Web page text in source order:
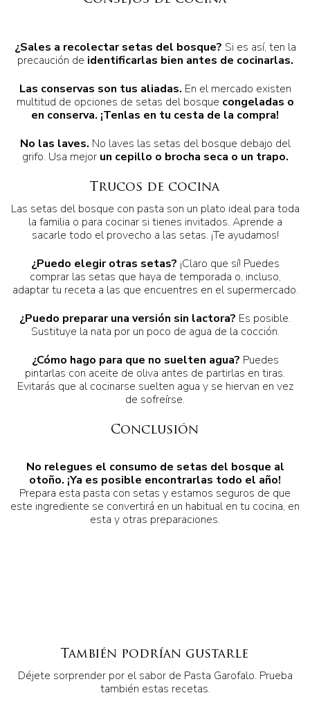
¿Sales a recolectar setas del bosque? Si es así, ten la
precaución de identificarlas bien antes de cocinarlas.
Las conservas son tus aliadas. En el mercado existen
multitud de opciones de setas del bosque congeladas o
en conserva. ¡Tenlas en tu cesta de la compra!
No las laves. No laves las setas del bosque debajo del
grifo. Usa mejor un cepillo o brocha seca o un trapo.
Trucos de cocina
Las setas del bosque con pasta son un plato ideal para toda
la familia o para cocinar si tienes invitados. Aprende a
sacarle todo el provecho a las setas. ¡Te ayudamos!
¿Puedo elegir otras setas? ¡Claro que sí! Puedes
comprar las setas que haya de temporada o, incluso,
adaptar tu receta a las que encuentres en el supermercado.
¿Puedo preparar una versión sin lactora? Es posible.
Sustituye la nata por un poco de agua de la cocción.
¿Cómo hago para que no suelten agua? Puedes
pintarlas con aceite de oliva antes de partirlas en tiras.
Evitarás que al cocinarse suelten agua y se hiervan en vez
de sofreírse.
Conclusión
No relegues el consumo de setas del bosque al
otoño. ¡Ya es posible encontrarlas todo el año!
Prepara esta pasta con setas y estamos seguros de que
este ingrediente se convertirá en un habitual en tu cocina, en
esta y otras preparaciones.
También podrían gustarle
Déjete sorprender por el sabor de Pasta Garofalo. Prueba
también estas recetas.